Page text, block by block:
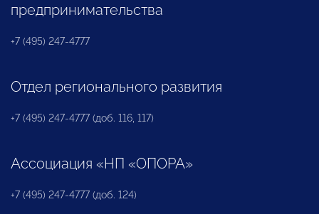
предпринимательства
+7 (495) 247-4777
Отдел регионального развития
+7 (495) 247-4777 (доб. 116, 117)
Ассоциация «НП «ОПОРА»
+7 (495) 247-4777 (доб. 124)